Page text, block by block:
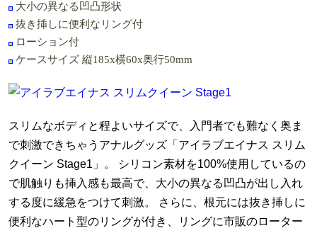
大小の異なる凹凸形状
抜き挿しに便利なリング付
ローション付
ケースサイズ 縦185x横60x奥行50mm
スリムなボディと程よいサイズで、入門者でも難なく奥ま
で刺激できちゃうアナルグッズ「アイラブエイナス スリム
クイーン Stage1」。 シリコン素材を100%使用しているの
で肌触りも挿入感も最高で、大小の異なる凹凸が出し入れ
する度に緩急をつけて刺激。 さらに、根元には抜き挿しに
便利なハート型のリングが付き、リングに市販のローター